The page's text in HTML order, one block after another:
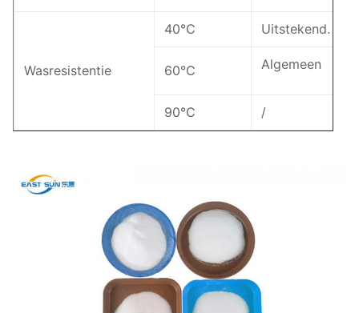
Wasresistentie
40°C Uitstekend.
60°C Algemeen
90°C /